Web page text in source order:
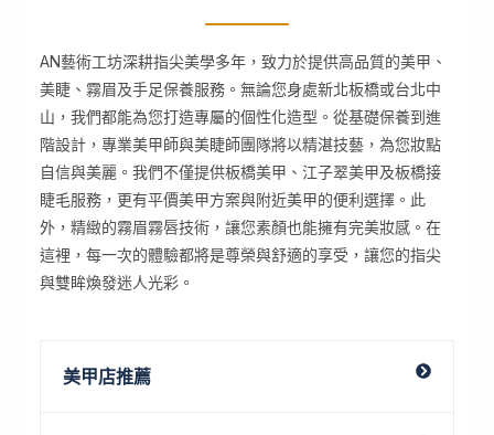
AN藝術工坊深耕指尖美學多年，致力於提供高品質的美甲、
美睫、霧眉及手足保養服務。無論您身處新北板橋或台北中
山，我們都能為您打造專屬的個性化造型。從基礎保養到進
階設計，專業美甲師與美睫師團隊將以精湛技藝，為您妝點
自信與美麗。我們不僅提供板橋美甲、江子翠美甲及板橋接
睫毛服務，更有平價美甲方案與附近美甲的便利選擇。此
外，精緻的霧眉霧唇技術，讓您素顏也能擁有完美妝感。在
這裡，每一次的體驗都將是尊榮與舒適的享受，讓您的指尖
與雙眸煥發迷人光彩。
美甲店推薦